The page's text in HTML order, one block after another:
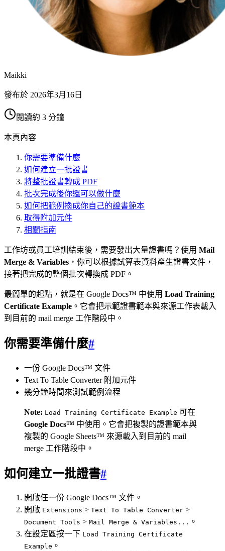
Maikki
發布於 2026年3月16日
閱讀約 3 分鐘
本頁內容
你需要準備什麼
如何建立一批證書
將整批證書轉成 PDF
批次完成後你還可以做什麼
如何把範例換成你自己的證書範本
取得附加元件
相關指南
工作坊或員工培訓結束後，需要發出大量證書嗎？使用 Mail
Merge & Variables ，你可以根據試算表資料產生證書文件，
接著把完成的整個批次轉換成 PDF。
最簡單的起點，就是在 Google Docs™ 中使用 Load Training
Certificate Example 。它會把示範證書範本與來源工作表載入
到目前的 mail merge 工作階段中。
你需要準備什麼#
一份 Google Docs™ 文件
Text To Table Converter 附加元件
幾分鐘時間來測試範例流程
Note: Load Training Certificate Example 可在
Google Docs™ 中使用。它會把複製的證書範本與
複製的 Google Sheets™ 來源載入到目前的 mail
merge 工作階段中。
如何建立一批證書#
開啟任一份 Google Docs™ 文件。
開啟 Extensions > Text To Table Converter >
Document Tools > Mail Merge & Variables... 。
在設定區按一下 Load Training Certificate
Example 。